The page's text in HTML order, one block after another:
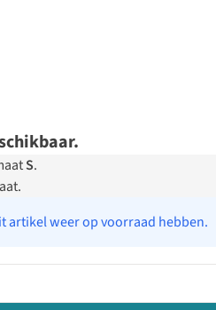
S.
artikel weer op voorraad hebben.